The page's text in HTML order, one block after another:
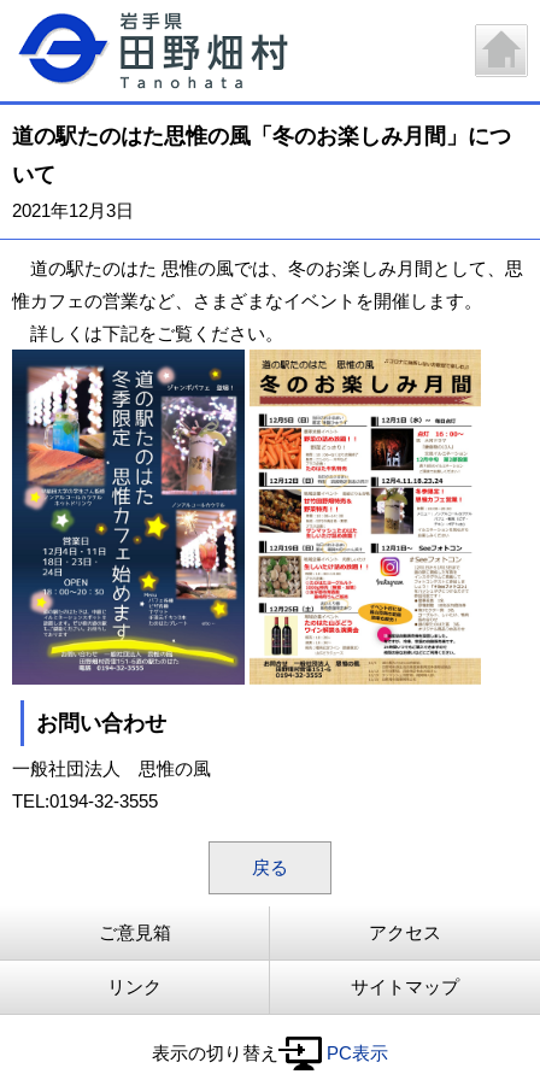
道の駅たのはた思惟の風「冬のお楽しみ月間」につ
いて
2021年12月3日
道の駅たのはた 思惟の風では、冬のお楽しみ月間として、思
惟カフェの営業など、さまざまなイベントを開催します。
詳しくは下記をご覧ください。
お問い合わせ
一般社団法人 思惟の風
TEL:0194-32-3555
戻る
ご意見箱 アクセス
リンク サイトマップ
表示の切り替え PC表示